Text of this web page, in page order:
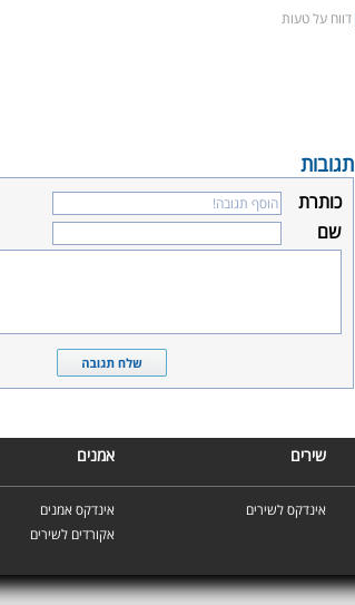
דווח על טעות
תגובות
כותרת
שם
שירים אמנים
אינדקס לשירים
אינדקס אמנים
אקורדים לשירים